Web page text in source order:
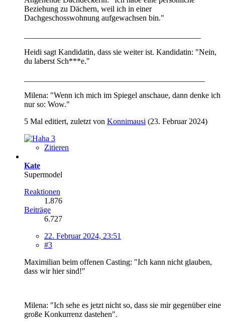
Beziehung zu Dächern, weil ich in einer
Dachgeschosswohnung aufgewachsen bin."
Heidi sagt Kandidatin, dass sie weiter ist. Kandidatin: "Nein,
du laberst Sch***e."
Milena: "Wenn ich mich im Spiegel anschaue, dann denke ich
nur so: Wow."
5 Mal editiert, zuletzt von Konnimausi (23. Februar 2024)
3
Zitieren
Kate
Supermodel
Reaktionen
1.876
Beiträge
6.727
22. Februar 2024, 23:51
#3
Maximilian beim offenen Casting: "Ich kann nicht glauben,
dass wir hier sind!"
Milena: "Ich sehe es jetzt nicht so, dass sie mir gegenüber eine
große Konkurrenz dastehen".